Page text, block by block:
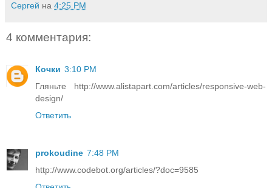
Сергей на 4:25 PM
4 комментария:
Кочки 3:10 PM
Гляньте http://www.alistapart.com/articles/responsive-web-
design/
Ответить
prokoudine 7:48 PM
http://www.codebot.org/articles/?doc=9585